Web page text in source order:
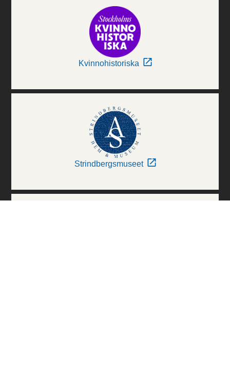
Kvinnohistoriska
Strindbergsmuseet